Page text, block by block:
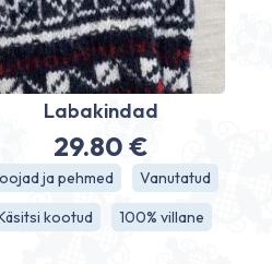
Labakindad
29.80 €
ja pehmed
Vanutatud
kootud
100% villane